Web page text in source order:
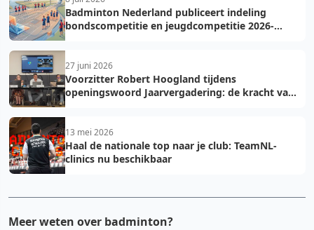
Badminton Nederland publiceert indeling
bondscompetitie en jeugdcompetitie 2026-
27 juni 2026
Voorzitter Robert Hoogland tijdens
openingswoord Jaarvergadering: de kracht van
13 mei 2026
Haal de nationale top naar je club: TeamNL-
clinics nu beschikbaar
Meer weten over badminton?